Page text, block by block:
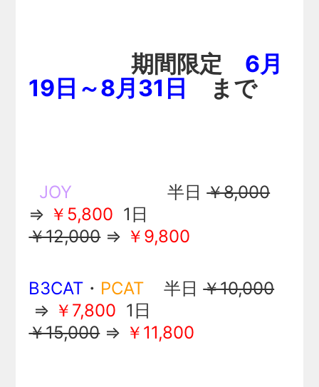
期間限定 6月
19日～8月31日
まで
JOY 半日￥8,000
⇒ ￥ 5,800 1日
￥12,000⇒ ￥9,800
B3CAT ・ PCAT 半日￥10,000
⇒ ￥7,800 1日
￥15,000⇒ ￥11,800